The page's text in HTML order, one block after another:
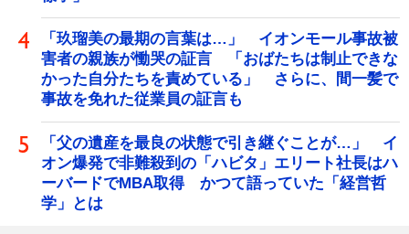
「玖瑠美の最期の言葉は…」 イオンモール事故被
害者の親族が慟哭の証言 「おばたちは制止できな
かった自分たちを責めている」 さらに、間一髪で
事故を免れた従業員の証言も
「父の遺産を最良の状態で引き継ぐことが…」 イ
オン爆発で非難殺到の「ハビタ」エリート社長はハ
ーバードでMBA取得 かつて語っていた「経営哲
学」とは